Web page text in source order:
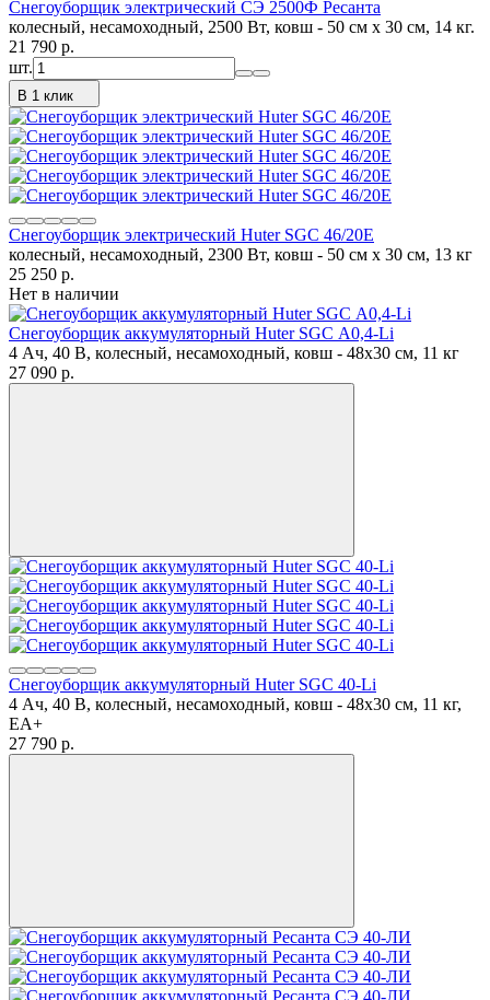
Снегоуборщик электрический СЭ 2500Ф Ресанта
колесный, несамоходный, 2500 Вт, ковш - 50 см x 30 см, 14 кг.
21 790 p.
шт.
В 1 клик
Снегоуборщик электрический Huter SGC 46/20E
колесный, несамоходный, 2300 Вт, ковш - 50 см x 30 см, 13 кг
25 250 p.
Нет в наличии
Снегоуборщик аккумуляторный Huter SGC А0,4-Li
4 Ач, 40 В, колесный, несамоходный, ковш - 48x30 см, 11 кг
27 090 p.
Снегоуборщик аккумуляторный Huter SGC 40-Li
4 Ач, 40 В, колесный, несамоходный, ковш - 48x30 см, 11 кг,
ЕА+
27 790 p.